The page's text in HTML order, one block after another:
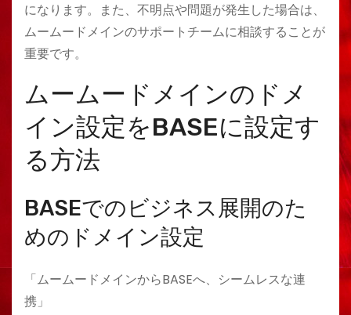
になります。また、不明点や問題が発生した場合は、
ムームードメインのサポートチームに相談することが
重要です。
ムームードメインのドメ
イン設定をBASEに設定す
る方法
BASEでのビジネス展開のた
めのドメイン設定
「ムームードメインからBASEへ、シームレスな連
携」